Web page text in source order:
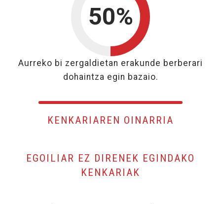
50%
50%
Aurreko bi zergaldietan erakunde berberari
dohaintza egin bazaio.
KENKARIAREN OINARRIA
EGOILIAR EZ DIRENEK EGINDAKO
KENKARIAK